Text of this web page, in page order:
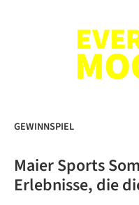
GEWINNSPIEL
Maier Sports
Erlebnisse, die